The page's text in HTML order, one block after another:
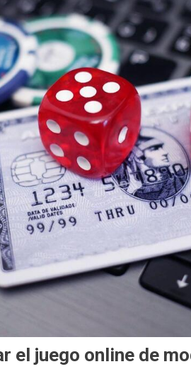
el juego online de